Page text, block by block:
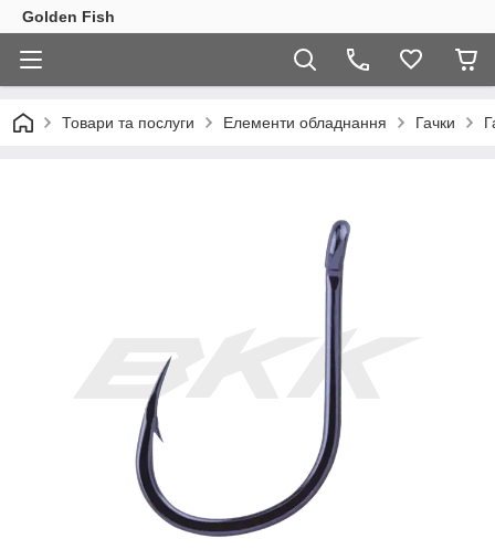
Golden Fish
Товари та послуги Елементи обладнання Гачки